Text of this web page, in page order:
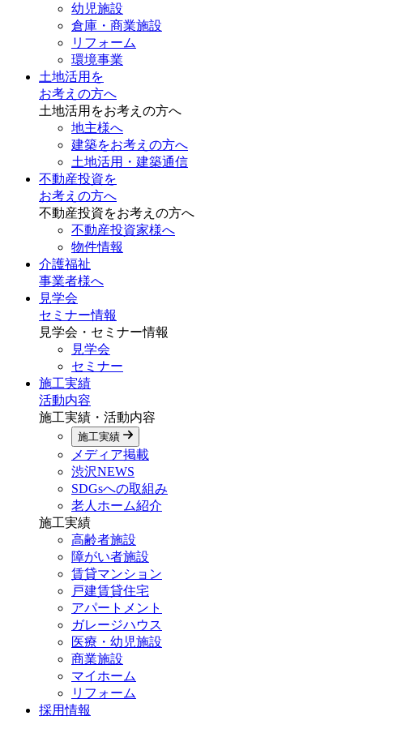
幼児施設
倉庫・商業施設
リフォーム
環境事業
土地活用を
お考えの方へ
土地活用をお考えの方へ
地主様へ
建築をお考えの方へ
土地活用・建築通信
不動産投資を
お考えの方へ
不動産投資をお考えの方へ
不動産投資家様へ
物件情報
介護福祉
事業者様へ
見学会
セミナー情報
見学会・セミナー情報
見学会
セミナー
施工実績
活動内容
施工実績・活動内容
施工実績
メディア掲載
渋沢NEWS
SDGsへの取組み
老人ホーム紹介
施工実績
高齢者施設
障がい者施設
賃貸マンション
戸建賃貸住宅
アパートメント
ガレージハウス
医療・幼児施設
商業施設
マイホーム
リフォーム
採用情報